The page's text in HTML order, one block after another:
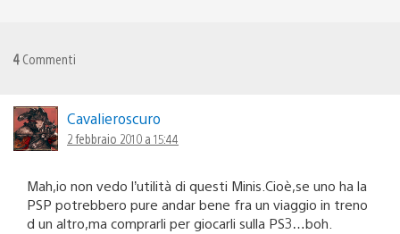
4 Commenti
Cavalieroscuro
2 febbraio 2010 a 15:44
Mah,io non vedo l’utilità di questi Minis.Cioè,se uno ha la
PSP potrebbero pure andar bene fra un viaggio in treno
d un altro,ma comprarli per giocarli sulla PS3…boh.